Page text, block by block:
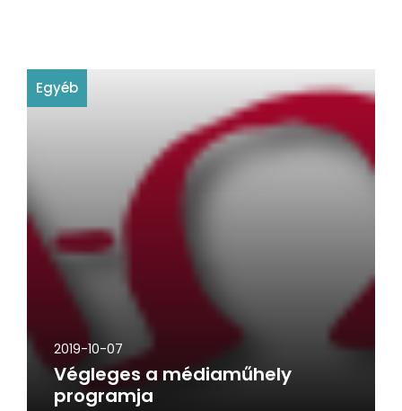
Egyéb
2019-10-07
Végleges a médiaműhely
programja